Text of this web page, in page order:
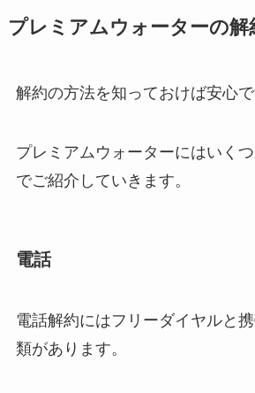
プレミアムウォーターの解
解約の方法を知っておけば安心で
プレミアムウォーターにはいく
でご紹介していきます。
電話
電話解約にはフリーダイヤルと
類があります。